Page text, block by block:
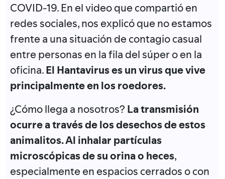
COVID-19. En el video que compartió en
redes sociales, nos explicó que no estamos
frente a una situación de contagio casual
entre personas en la fila del súper o en la
oficina.El Hantavirus es un virus que vive
principalmente en losroedores.
¿Cómo llega a nosotros? La transmisión
ocurre a través de los desechos de estos
animalitos.Al inhalar partículas
microscópicas de su orina o heces,
especialmente en espacios cerrados o con